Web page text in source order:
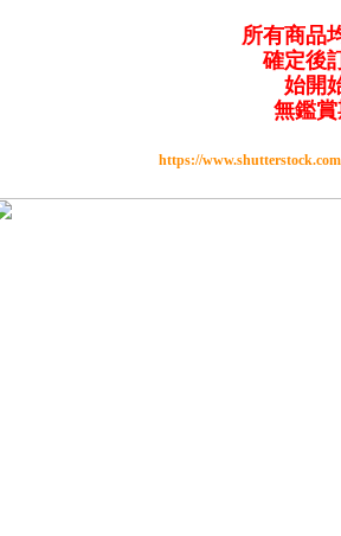
所有商品
確定後
始開
無鑑賞
https://